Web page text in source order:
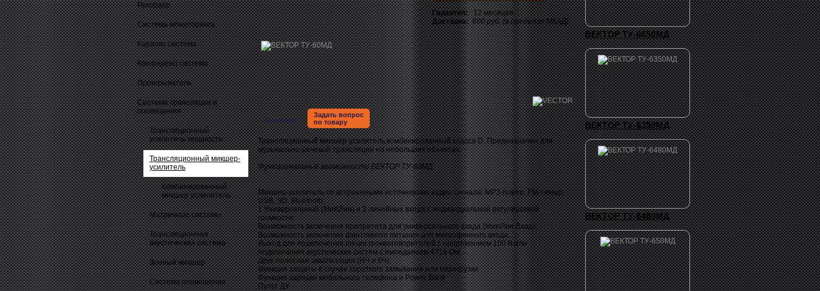
Рекордер
Система мониторинга
Караоке система
Конференц система
Проигрыватель
Система трансляции и
оповещения
Трансляционный
усилитель мощности
Трансляционный микшер-
усилитель
Комбинированный
микшер услилитель
Матричные системы
Трансляционная
акустическая система
Зонный микшер
Система оповещения
Гарантия:12 месяцев
Доставка: 600 руб. (в пределах МКАД)
Описание
Задать вопрос
по товару
Трансляционный микшер-усилитель комбинированный класса D. Предназначен для
музыкально-речевой трансляции на небольших объектах.
Функциональные возможности ВЕКТОР ТУ-60МД
Микшер-усилитель со встроенными источниками аудио сигнала: MP3-плеер, FM-тюнер,
USB, SD, Bluetooth;
1 Универсальный (Мик\Лин) и 2 линейных входа с индивидуальной регулировкой
громкости;
Возможность включения приоритета для универсального входа (Мик\Лин Вход);
Возможность включения фантомного питания для микрофонного входа.
Выход для подключения линии громкоговорителей с напряжением 100 В или
подключения акустических систем с импедансом 4?16 Ом;
Двух полосная эквализация (НЧ и ВЧ);
Функция защиты в случае короткого замыкания или перегрузки
Функция зарядки мобильного телефона и Power Bank
Пульт ДУ
ВЕКТОР ТУ-6650МД
ВЕКТОР ТУ-6350МД
ВЕКТОР ТУ-6480МД